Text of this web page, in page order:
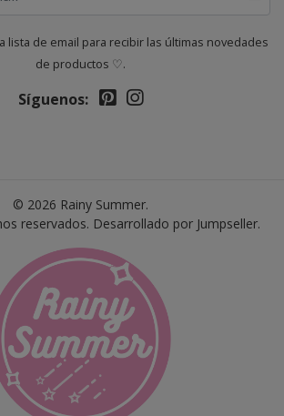
lista de email para recibir las últimas novedades
de productos ♡.
Síguenos:
© 2026 Rainy Summer.
reservados. Desarrollado por Jumpseller.